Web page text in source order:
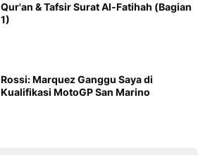
Qur'an & Tafsir Surat Al-Fatihah (Bagian
1)
Rossi: Marquez Ganggu Saya di
Kualifikasi MotoGP San Marino